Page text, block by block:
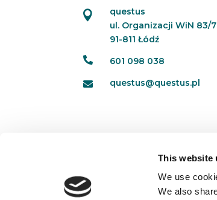
This website
We use
We also

questus
ul. Organizacji WiN 83/7
91-811 Łódź
 601 098 038
 questus@questus.pl